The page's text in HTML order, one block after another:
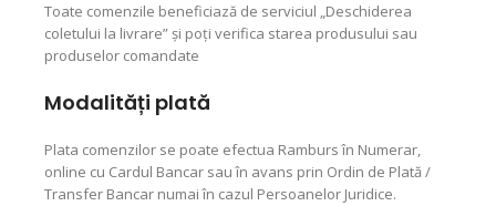
Toate comenzile beneficiază de serviciul „Deschiderea
coletului la livrare” şi poţi verifica starea produsului sau
produselor comandate
Modalități plată
Plata comenzilor se poate efectua Ramburs în Numerar,
online cu Cardul Bancar sau în avans prin Ordin de Plată /
Transfer Bancar numai în cazul Persoanelor Juridice.